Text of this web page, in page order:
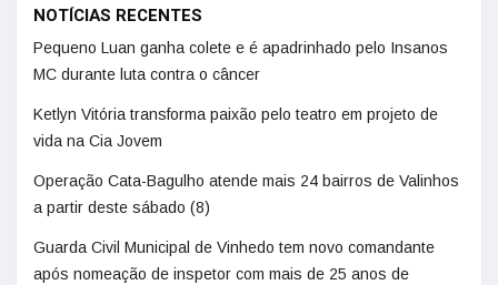
NOTÍCIAS RECENTES
Pequeno Luan ganha colete e é apadrinhado pelo Insanos
MC durante luta contra o câncer
Ketlyn Vitória transforma paixão pelo teatro em projeto de
vida na Cia Jovem
Operação Cata-Bagulho atende mais 24 bairros de Valinhos
a partir deste sábado (8)
Guarda Civil Municipal de Vinhedo tem novo comandante
após nomeação de inspetor com mais de 25 anos de